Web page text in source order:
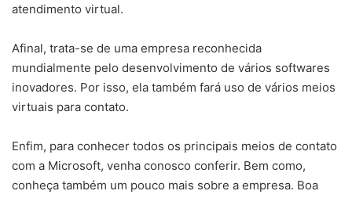
atendimento virtual.
Afinal, trata-se de uma empresa reconhecida
mundialmente pelo desenvolvimento de vários softwares
inovadores. Por isso, ela também fará uso de vários meios
virtuais para contato.
Enfim, para conhecer todos os principais meios de contato
com a Microsoft, venha conosco conferir. Bem como,
conheça também um pouco mais sobre a empresa. Boa